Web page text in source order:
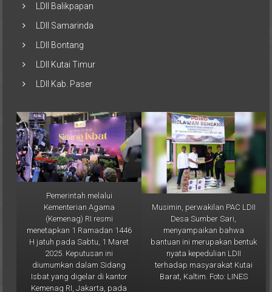
LDII Samarinda
LDII Kutai Timur
Pemerintah melalui
Kementerian Agama
(Kemenag) RI resmi
menetapkan 1 Ramadan 1446
H jatuh pada Sabtu, 1 Maret
2025. Keputusan ini
diumumkan dalam Sidang
Isbat yang digelar di kantor
Kemenag RI, Jakarta, pada
Jumat (28/2). Foto: LINES
Musimin, perwakilan PAC LDII
Desa Sumber Sari,
menyampaikan bahwa
bantuan ini merupakan bentuk
nyata kepedulian LDII
terhadap masyarakat Kutai
Barat, Kaltim. Foto: LINES